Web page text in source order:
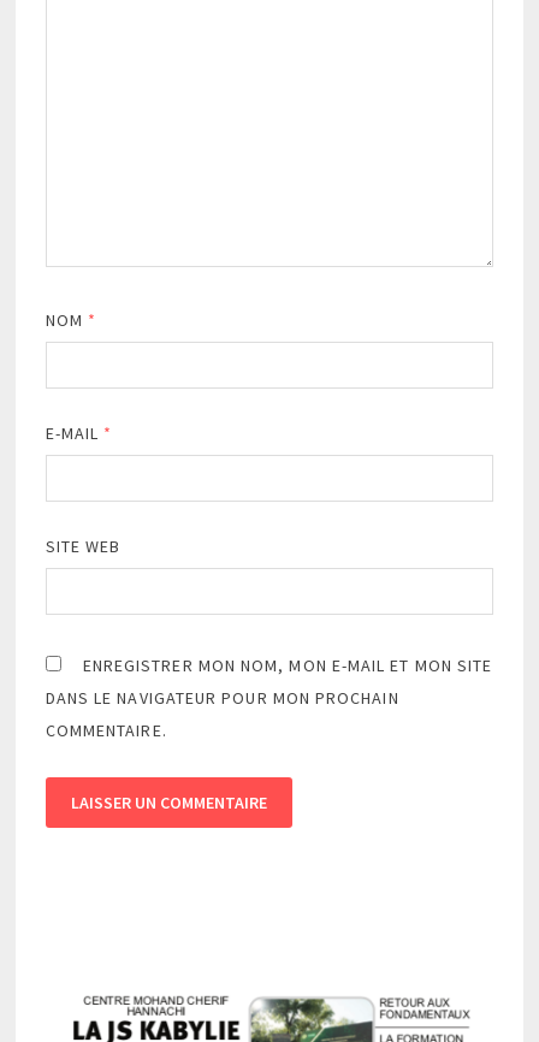
NOM *
E-MAIL *
SITE WEB
ENREGISTRER MON NOM, MON E-MAIL ET MON SITE
DANS LE NAVIGATEUR POUR MON PROCHAIN
COMMENTAIRE.